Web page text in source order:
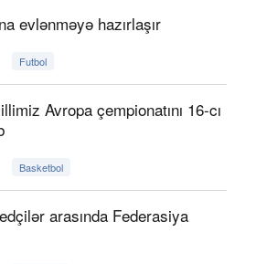
evlənməyə hazırlaşır
Futbol
Avropa çempionatını 16-cı
Basketbol
arasında Federasiya